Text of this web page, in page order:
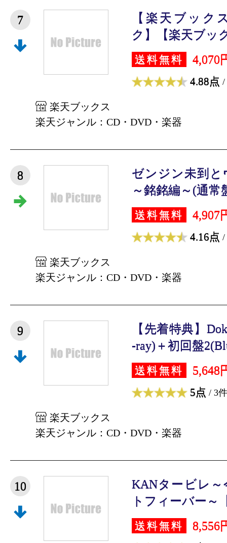
7
【楽天ブック
ク】【楽天ブッ
送料無料 4,070
4.88点 /
楽天ブックス
楽天ジャンル：CD・DVD・楽器
8
ゼンジン未到
～銘銘編～(通常
送料無料 4,907
4.16点 /
楽天ブックス
楽天ジャンル：CD・DVD・楽器
9
【先着特典】
-ray)＋初回盤
送料無料 5,648
5点 / 3件
楽天ブックス
楽天ジャンル：CD・DVD・楽器
10
KANタービレ
トフィーバー～
送料無料 8,556